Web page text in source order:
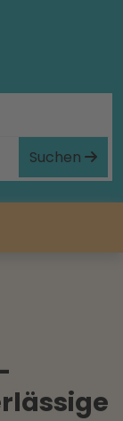
Suchen